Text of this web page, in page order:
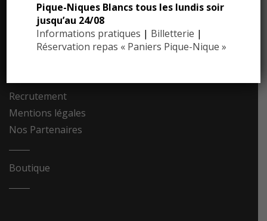
Dossier de presse
Communiqués de presse
Photothèque
Recrutement
Mentions légales
Nos Partenaires
Boutique
Pique-Niques Blancs tous les lundis soir
jusqu’au 24/08
Informations pratiques | Billetterie |
Réservation repas « Paniers Pique-Nique »